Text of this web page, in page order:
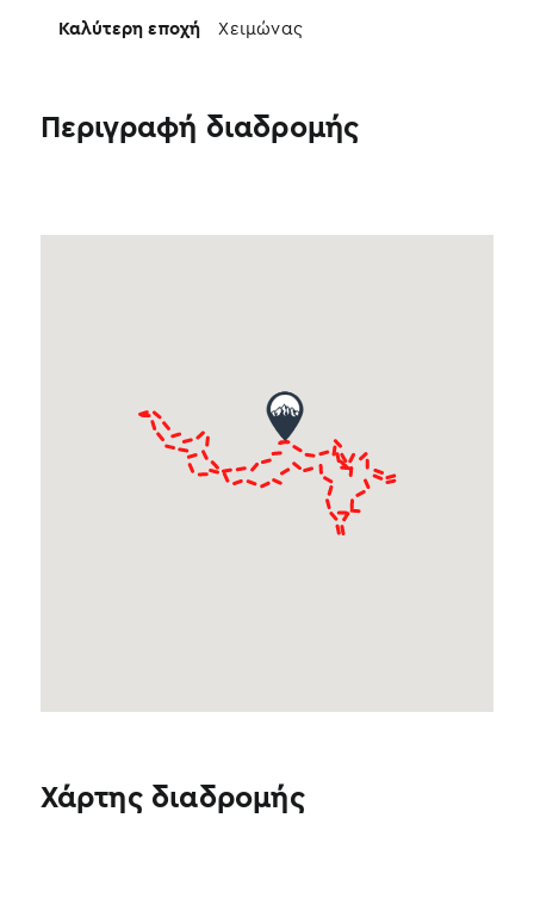
Περιγραφή διαδρομής
Καλύτερη εποχή Χειμώνας
Χάρτης διαδρομής